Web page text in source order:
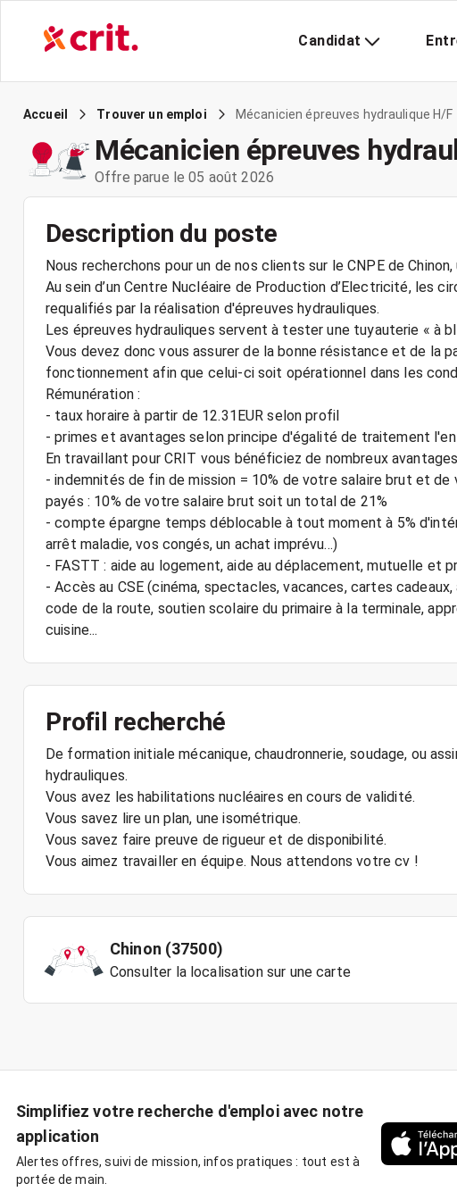
Candidat
Accueil Trouver un emploi Mécanicien épreuves hydraulique H/F
Mécanicien épreuves
Offre parue le 05 août 2026
Description du poste
Nous recherchons pour un de nos clients sur le CNPE de
Au sein d’un Centre Nucléaire de Production d’Electricité, les
requalifiés par la réalisation d'épreuves hydrauliques.
Les épreuves hydrauliques servent à tester une tuyauterie « à
Vous devez donc vous assurer de la bonne résistance et de la
fonctionnement afin que celui-ci soit opérationnel dans les
Rémunération :
- taux horaire à partir de 12.31EUR selon profil
- primes et avantages selon principe d'égalité de traitement
En travaillant pour CRIT vous bénéficiez de nombreux
- indemnités de fin de mission = 10% de votre salaire brut et
payés : 10% de votre salaire brut soit un total de 21%
- compte épargne temps déblocable à tout moment à 5%
arrêt maladie, vos congés, un achat imprévu...)
- FASTT : aide au logement, aide au déplacement, mutuelle et
- Accès au CSE (cinéma, spectacles, vacances, cartes
code de la route, soutien scolaire du primaire à la terminale,
cuisine...
Profil recherché
De formation initiale mécanique, chaudronnerie, soudage, ou
hydrauliques.
Vous avez les habilitations nucléaires en cours de validité.
Vous savez lire un plan, une isométrique.
Vous savez faire preuve de rigueur et de disponibilité.
Vous aimez travailler en équipe. Nous attendons votre cv !
Chinon (37500)
Consulter la localisation sur une carte
Simplifiez votre recherche d'emploi avec notre
application
Alertes offres, suivi de mission, infos pratiques : tout est à
portée de main.